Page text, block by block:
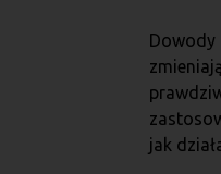
Dowody
jak